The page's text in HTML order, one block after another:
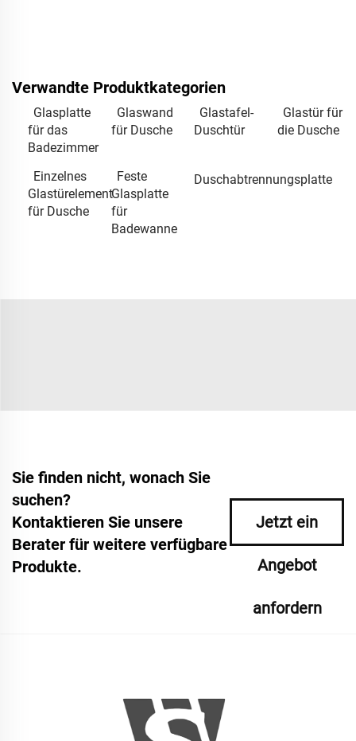
Verwandte Produktkategorien
Glasplatte
für das
Badezimmer
Glaswand
für Dusche
Glastafel-
Duschtür
Glastür für
die Dusche
Einzelnes
Glastürelement
für Dusche
Feste
Glasplatte
für
Badewanne
Duschabtrennungsplatte
Sie finden nicht, wonach Sie
suchen?
Kontaktieren Sie unsere
Berater für weitere verfügbare
Produkte.
Jetzt ein
Angebot
anfordern